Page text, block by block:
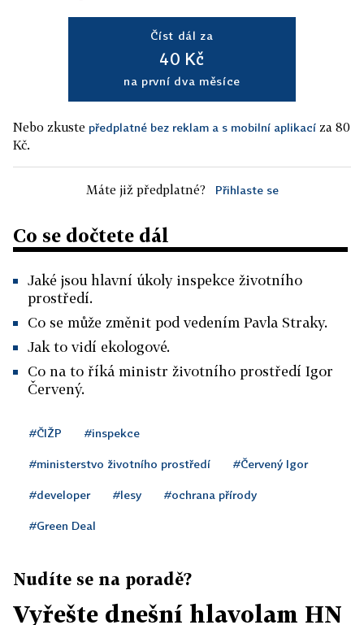
Číst dál za
40 Kč
na první dva měsíce
Nebo zkuste předplatné bez reklam a s mobilní aplikací za 80
Kč.
Máte již předplatné? Přihlaste se
Co se dočtete dál
Jaké jsou hlavní úkoly inspekce životního
prostředí.
Co se může změnit pod vedením Pavla Straky.
Jak to vidí ekologové.
Co na to říká ministr životního prostředí Igor
Červený.
#ČIŽP #inspekce
#ministerstvo životního prostředí #Červený Igor
#developer #lesy #ochrana přírody
#Green Deal
Nudíte se na poradě?
Vyřešte dnešní hlavolam HN